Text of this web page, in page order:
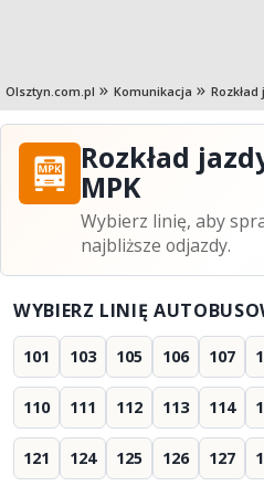
Olsztyn.com.pl Komunikacja
Rozkład
MPK
Wybierz linię, aby
najbliższe odjazdy.
WYBIERZ LINIĘ
101 103 105 106 107
110 111 112 113 114
121 124 125 126 127